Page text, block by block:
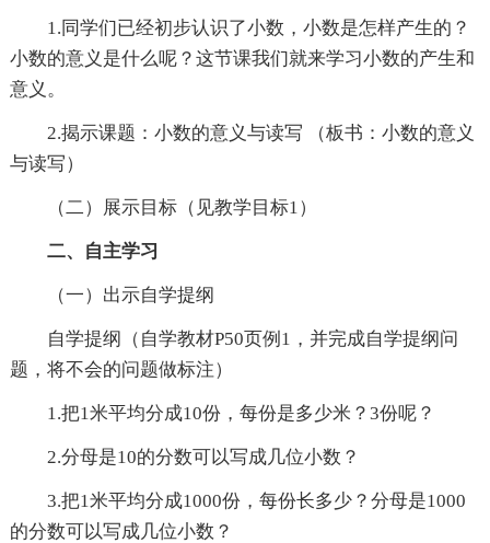
1.同学们已经初步认识了小数，小数是怎样产生的？
小数的意义是什么呢？这节课我们就来学习小数的产生和
意义。
2.揭示课题：小数的意义与读写 （板书：小数的意义
与读写）
（二）展示目标（见教学目标1）
二、自主学习
（一）出示自学提纲
自学提纲（自学教材P50页例1，并完成自学提纲问
题，将不会的问题做标注）
1.把1米平均分成10份，每份是多少米？3份呢？
2.分母是10的分数可以写成几位小数？
3.把1米平均分成1000份，每份长多少？分母是1000
的分数可以写成几位小数？